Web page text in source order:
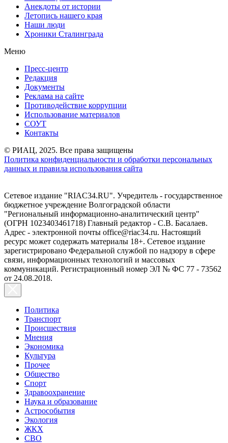
Анекдоты от истории
Летопись нашего края
Наши люди
Хроники Сталинграда
Меню
Пресс-центр
Редакция
Документы
Реклама на сайте
Противодействие коррупции
Использование материалов
СОУТ
Контакты
© РИАЦ, 2025. Все права защищены
Политика конфиденциальности и обработки персональных
данных и правила использования сайта
Сетевое издание "RIAC34.RU". Учредитель - государственное
бюджетное учреждение Волгоградской области
"Региональный информационно-аналитический центр"
(ОГРН 1023403461718) Главный редактор - С.В. Басалаев.
Адрес - электронной почты office@riac34.ru. Настоящий
ресурс может содержать материалы 18+. Сетевое издание
зарегистрировано Федеральной службой по надзору в сфере
связи, информационных технологий и массовых
коммуникаций. Регистрационный номер ЭЛ № ФС 77 - 73562
от 24.08.2018.
Политика
Транспорт
Происшествия
Мнения
Экономика
Культура
Прочее
Общество
Спорт
Здравоохранение
Наука и образование
Астрособытия
Экология
ЖКХ
СВО